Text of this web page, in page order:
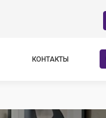
КОНТАКТЫ